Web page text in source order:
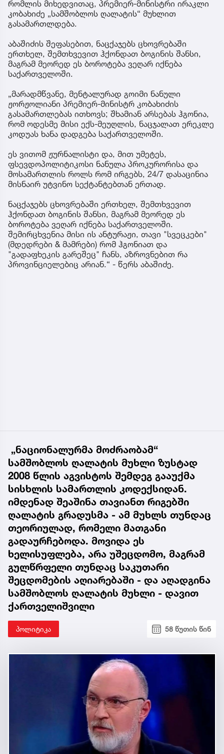
რომლის მიხედვითაც, პრემიერ-მინისტრი ირაკლი
კობახიძე „სამშობლოს ღალატის“ მუხლით
გასამართლდება.
აბაშიძის შეფასებით, ნაცქაჯებს ცხოვრებაში
ერთხელ, შემთხვევით ჰქონდათ ბოგინის შანსი,
მაგრამ მეორედ ეს ბოროტება ვეღარ იქნება
საქართველოში.
„მარადმწვანე, მენტალურად გოიმი ნანული
ჟორჟოლიანი პრემიერ-მინისტრ კობახიძის
გასამართლებას ითხოვს; შხამიან არსებას ჰგონია,
რომ ოდესმე მისი ექს-მეუღლის, ნაცჯალათ ერეკლე
კოდუას ხანა დადგება საქართველოში.
ეს ვითომ ჟურნალისტი და, მით უმეტეს,
ფსევდოპოლიტიკოსი ნანულა პროკურორისა და
მოსამართლის როლს რომ ირგებს, 24/7 დასაცინია
მისნაირ უტვინო სექტანტებთან ერთად.
ნაცქაჯებს ცხოვრებაში ერთხელ, შემთხვევით
ჰქონდათ ბოგინის შანსი, მაგრამ მეორედ ეს
ბოროტება ვეღარ იქნება საქართველოში.
შემირცხვენია მისი ის ანტურაჟი, თავი "სვეცკები"
(მდედრები & მამრები) რომ ჰგონიათ და
"გადაფხეკის გარეშეც" ჩანს, აზროვნებით რა
პროვინციელებიც არიან.“ - წერს აბაშიძე.
„ნაციონალურმა მოძრაობამ“
სამშობლოს ღალატის მუხლი ზუსტად
2008 წლის აგვისტოს შემდეგ გააუქმა
სისხლის სამართლის კოდექსიდან.
იმდენად შეაშინა თავიანთ რიგებში
ღალატის გრადუსმა - ამ მუხლს თუნდაც
თეორიულად, რომელი მათგანი
გადაურჩებოდა. მოვიდა ეს
ხელისუფლება, არა უშეცდომო, მაგრამ
გულწრფელი თუნდაც საკუთარი
შეცდომების აღიარებაში - და აღადგინა
სამშობლოს ღალატის მუხლი - დავით
ქართველიშვილი
პოლიტიკა 58 წუთის წინ